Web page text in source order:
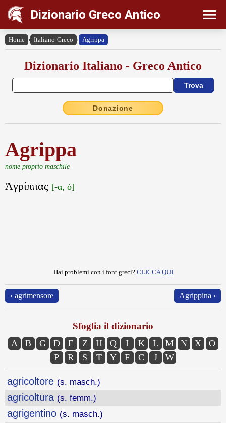
Dizionario Greco Antico
Home › Italiano-Greco › Agrippa
Dizionario Italiano - Greco Antico
Donazione
Agrippa
nome proprio maschile
Ἀγρίππας [-α, ὁ]
Hai problemi con i font greci? CLICCA QUI
‹ agrimensore Agrippina ›
Sfoglia il dizionario
A B G D E Z H Q I K L M N X
O
P
R S T Y F C J W
agricoltore (s. masch.)
agricoltura (s. femm.)
agrigentino (s. masch.)